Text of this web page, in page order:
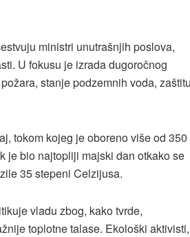
ministri unutrašnjih poslova,
U fokusu je izrada dugoročnog
stanje podzemnih voda, zaštitu
tokom kojeg je oboreno više od 350
je bio najtopliji majski dan otkako se
35 stepeni Celzijusa.
vladu zbog, kako tvrde,
toplotne talase. Ekološki aktivisti,